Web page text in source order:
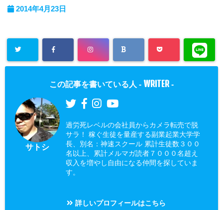
2014年4月23日
この記事を書いている人 - WRITER -
サトシ
過労死レベルの会社員からカメラ転売で脱
サラ！ 稼ぐ生徒を量産する副業起業大学学
長、別名：神速スクール 累計生徒数３００
名以上、累計メルマガ読者７０００名超え
収入を増やし自由になる仲間を探していま
す。
詳しいプロフィールはこちら